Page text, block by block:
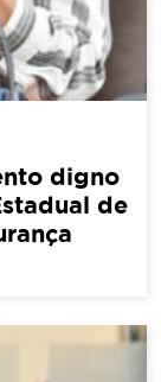
digno
de